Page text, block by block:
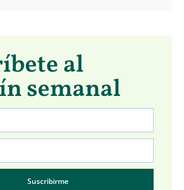
al
semanal
Suscribirme